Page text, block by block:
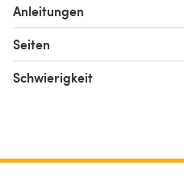
Anleitungen
Seiten
Schwierigkeit